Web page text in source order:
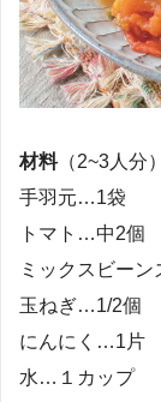
材料（2~3人分）
手羽元…1袋
トマト…中2個
ミックスビー
玉ねぎ…1/2個
にんにく…1片
水…１カップ